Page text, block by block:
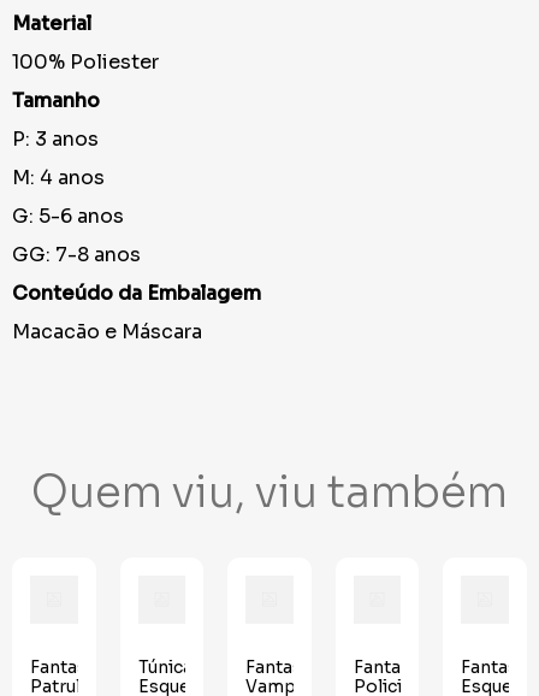
Material
100% Poliester
Tamanho
P: 3 anos
M: 4 anos
G: 5-6 anos
GG: 7-8 anos
Conteúdo da Embalagem
Macacão e Máscara
Quem viu, viu também
Fantasia
Patrulha
Túnica
Esqueleto
Fantasia
Vampirinho
Fantasia
Policial
Fantasia